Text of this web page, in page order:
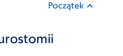
Początek